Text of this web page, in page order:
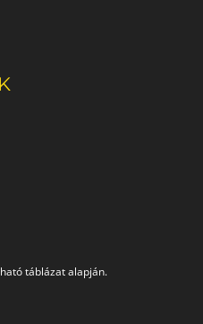
táblázat alapján.